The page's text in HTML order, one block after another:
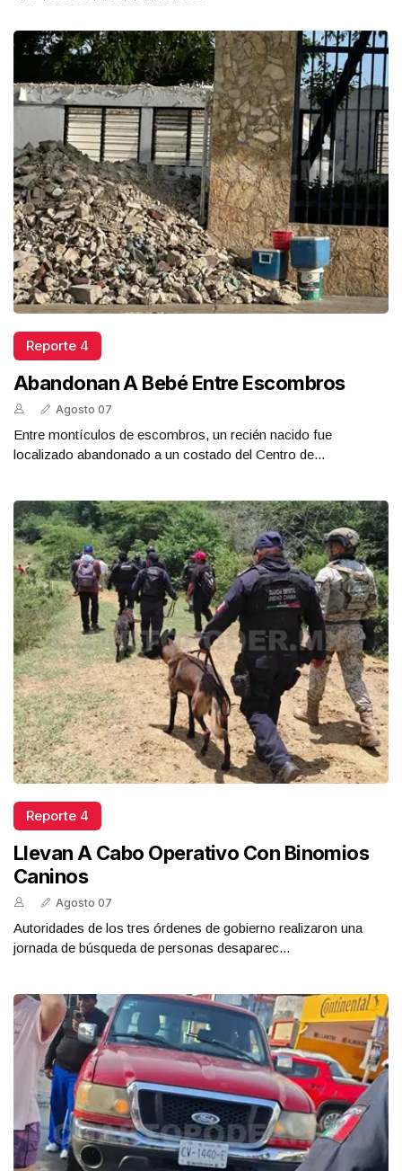
Reporte 4
Abandonan A Bebé Entre Escombros
Agosto 07
Entre montículos de escombros, un recién nacido fue
localizado abandonado a un costado del Centro de...
Reporte 4
Llevan A Cabo Operativo Con Binomios
Caninos
Agosto 07
Autoridades de los tres órdenes de gobierno realizaron una
jornada de búsqueda de personas desaparec...